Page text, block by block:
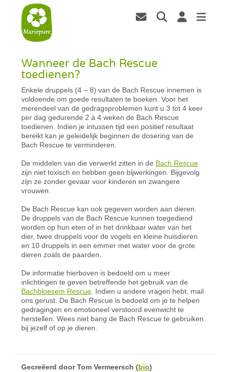
Wanneer de Bach Rescue
toedienen?
Enkele druppels (4 – 8) van de Bach Rescue innemen is
voldoende om goede resultaten te boeken. Voor het
merendeel van de gedragsproblemen kunt u 3 tot 4 keer
per dag gedurende 2 à 4 weken de Bach Rescue
toedienen. Indien je intussen tijd een positief resultaat
bereikt kan je geleidelijk beginnen de dosering van de
Bach Rescue te verminderen.
De middelen van die verwerkt zitten in de Bach Rescue
zijn niet toxisch en hebben geen bijwerkingen. Bijgevolg
zijn ze zonder gevaar voor kinderen en zwangere
vrouwen.
De Bach Rescue kan ook gegeven worden aan dieren.
De druppels van de Bach Rescue kunnen toegediend
worden op hun eten of in het drinkbaar water van het
dier, twee druppels voor de vogels en kleine huisdieren
en 10 druppels in een emmer met water voor de grote
dieren zoals de paarden.
De informatie hierboven is bedoeld om u meer
inlichtingen te geven betreffende het gebruik van de
Bachbloesem Rescue . Indien u andere vragen hebt, mail
ons gerust. De Bach Rescue is bedoeld om je te helpen
gedragingen en emotioneel verstoord evenwicht te
herstellen. Wees niet bang de Bach Rescue te gebruiken
bij jezelf of op je dieren.
Gecreëerd doorTom Vermeersch (bio)